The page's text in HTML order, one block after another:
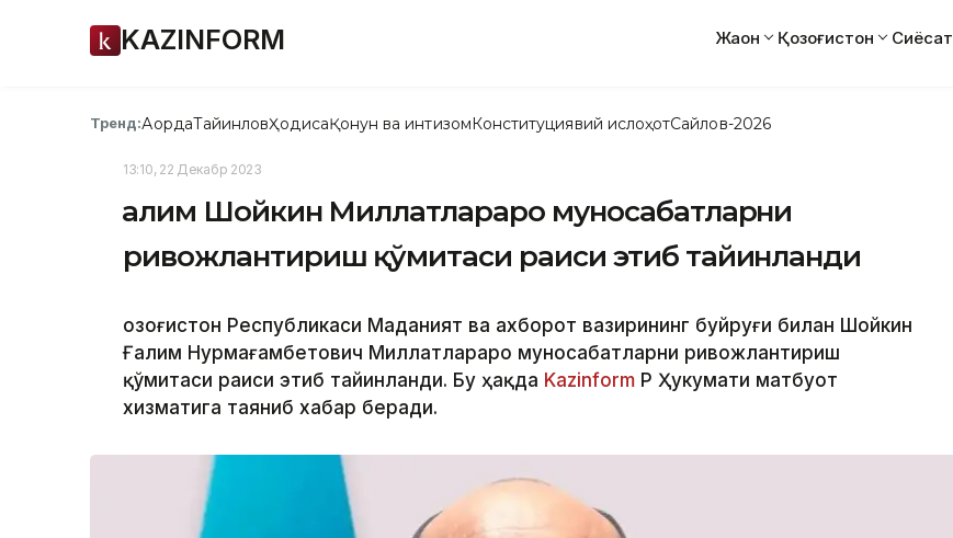
KAZINFORM Жаҳон Қозоғистон Сиёсат
Тренд:АқордаТайинловҲодисаҚонун ва интизомКонституциявий ислоҳотСайлов-2026
13:10, 22 Декабр 2023
Ғалим Шойкин Миллатлараро муносабатларни
ривожлантириш қўмитаси раиси этиб тайинланди
Қозоғистон Республикаси Маданият ва ахборот вазирининг буйруғи билан Шойкин
Ғалим Нурмағамбетович Миллатлараро муносабатларни ривожлантириш
қўмитаси раиси этиб тайинланди. Бу ҳақда Kazinform ҚР Ҳукумати матбуот
хизматига таяниб хабар беради.